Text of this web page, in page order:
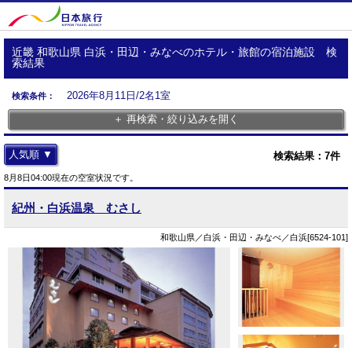
近畿 和歌山県 白浜・田辺・みなべのホテル・旅館の宿泊施設 検
索結果
検索条件：
2026年8月11日/2名1室
＋ 再検索・絞り込みを開く
検索結果： 7件
人気順 ▼
8月8日04:00現在の空室状況です。
紀州・白浜温泉 むさし
和歌山県／白浜・田辺・みなべ／白浜[6524-101]